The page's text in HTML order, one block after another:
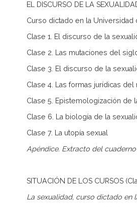
EL DISCURSO DE LA
Curso dictado en la Universidad
Clase 1. El discurso de la
Clase 2. Las mutaciones del
Clase 3. El discurso de la
Clase 4. Las formas jurídicas
Clase 5. Epistemologización de
Clase 6. La biología de la
Clase 7. La utopía sexual
Apéndice. Extracto del
SITUACIÓN DE LOS CURSOS
La sexualidad, curso dictado en